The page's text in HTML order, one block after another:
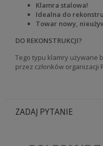
Klamra stalowa!
Idealna do
Towar nowy,
DO REKONSTRUKCJI?
Tego typu klamry używane
przez członków organizacji
ZADAJ PYTANIE